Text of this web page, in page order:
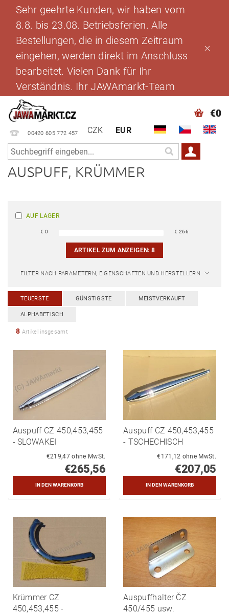
Sehr geehrte Kunden, wir haben vom
8.8. bis 23.08. Betriebsferien. Alle
Bestellungen, die in diesem Zeitraum
eingehen, werden direkt im Anschluss
bearbeitet. Vielen Dank für Ihr
Verständnis. Ihr JAWAmarkt-Team
00420 605 772 457 CZK EUR
€0
AUSPUFF, KRÜMMER
AUF LAGER
€0 € 266
ARTIKEL ZUM ANZEIGEN: 8
FILTER NACH PARAMETERN, EIGENSCHAFTEN UND HERSTELLERN
TEUERSTE GÜNSTIGSTE MEISTVERKAUFT
ALPHABETISCH
8 Artikel insgesamt
Auspuff CZ 450,453,455
- SLOWAKEI
€219,47 ohne MwSt.
€265,56
Auspuff CZ 450,453,455
- TSCHECHISCH
€171,12 ohne MwSt.
€207,05
Krümmer CZ
450,453,455 -
Auspuffhalter ČZ
450/455 usw.